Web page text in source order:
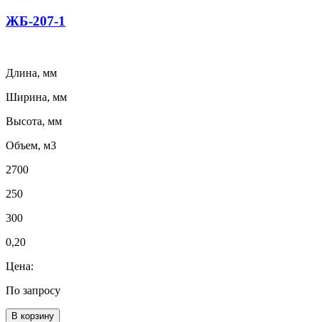
ЖБ-207-1
Длина, мм
Ширина, мм
Высота, мм
Объем, м3
2700
250
300
0,20
Цена:
По запросу
В корзину